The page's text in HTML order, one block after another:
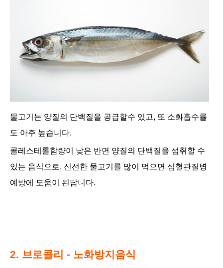
물고기는 양질의 단백질을 공급할수 있고, 또 소화흡수률
도 아주 높습니다.
콜레스테롤함량이 낮은 반면 양질의 단백질을 섭취할 수
있는 음식으로, 신선한 물고기를 많이 먹으면 심혈관질병
예방에 도움이 된답니다.
2. 브로콜리 - 노화방지음식